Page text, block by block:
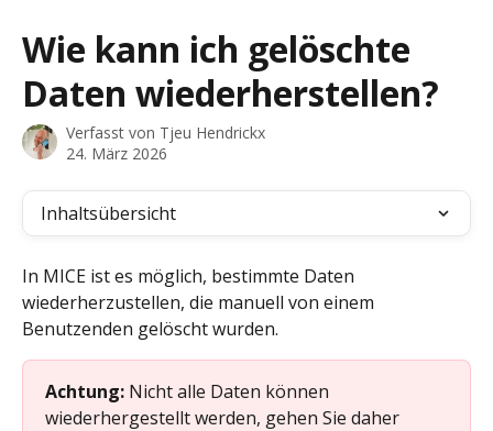
Wie kann ich gelöschte
Daten wiederherstellen?
Verfasst von Tjeu Hendrickx
24. März 2026
Inhaltsübersicht
In MICE ist es möglich, bestimmte Daten
wiederherzustellen, die manuell von einem
Benutzenden gelöscht wurden.
Achtung: Nicht alle Daten können
wiederhergestellt werden, gehen Sie daher